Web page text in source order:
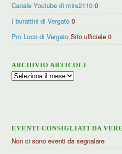
Canale Youtube di mire2110 0
I burattini di Vergato 0
Pro Loco di Vergato Sito ufficiale 0
ARCHIVIO ARTICOLI
Archivio
EVENTI CONSIGLIATI DA
Non ci sono eventi da segnalare